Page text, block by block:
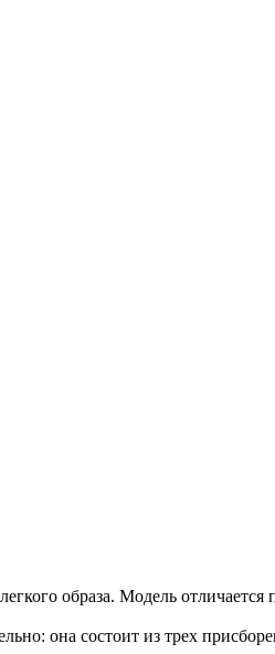
образа. Модель отличается
она состоит из трех